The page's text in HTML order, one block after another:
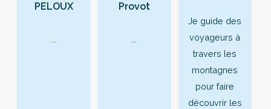
PELOUX
Provot
Je guide des
voyageurs à
travers les
montagnes
pour faire
découvrir les